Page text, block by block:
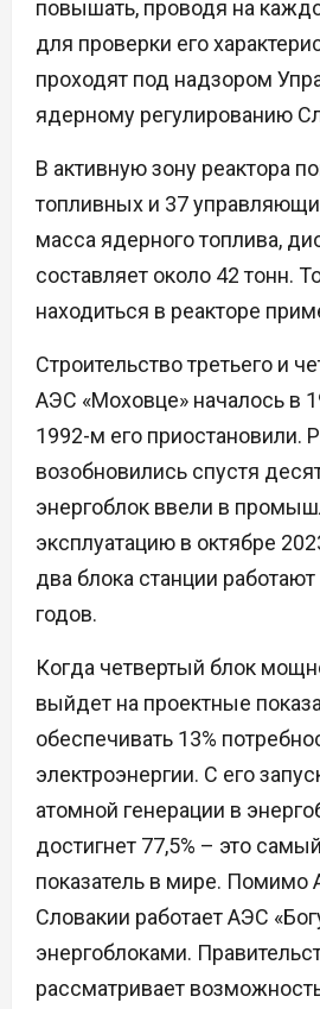
повышать, проводя на
для проверки его
проходят под надзором
ядерному регулированию
В активную зону реактора
топливных и 37
масса ядерного топлива,
составляет около 42 тонн.
находиться в реакторе
Строительство третьего и
АЭС «Моховце» началось в
1992-м его приостановили.
возобновились спустя
энергоблок ввели в
эксплуатацию в октябре
два блока станции
годов.
Когда четвертый блок
выйдет на проектные
обеспечивать 13%
электроэнергии. С его
атомной генерации в
достигнет 77,5% – это
показатель в мире. Помимо
Словакии работает АЭС
энергоблоками.
рассматривает